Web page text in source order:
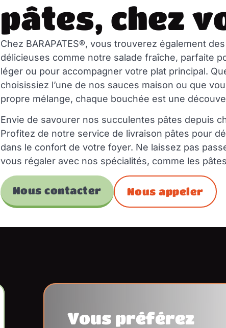
pâtes, chez
Chez BARAPATES®, vous trouverez également
délicieuses comme notre salade fraîche, parfaite
léger ou pour accompagner votre plat principal.
choisissiez l’une de nos sauces maison ou que
propre mélange, chaque bouchée est une
Envie de savourer nos succulentes pâtes depuis
Profitez de notre service de livraison pâtes pour
dans le confort de votre foyer. Ne laissez pas
vous régaler avec nos spécialités, comme les
Nous contacter Nous appeler
Vous préférez